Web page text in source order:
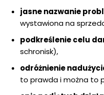
jasne nazwanie
wystawiona na
podkreślenie celu
schronisk),
odróżnienie
to prawda i można to